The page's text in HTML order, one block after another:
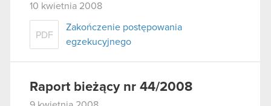
10 kwietnia 2008
PDF
Zakończenie postępowania
egzekucyjnego
Raport bieżący nr 44/2008